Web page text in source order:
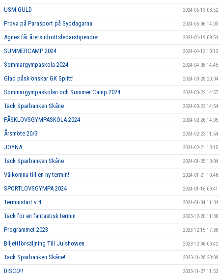
USM GULD 2024-05-13 08:52
Prova på Parasport på Syddagarna 2024-05-06 14:03
Agnes får årets idrottsledarstipendier 2024-04-19 09:54
SUMMERCAMP 2024 2024-04-12 10:12
Sommargympaskola 2024 2024-04-08 14:45
Glad påsk önskar GK Splitt! 2024-03-28 20:04
Sommargympaskolan och Summer Camp 2024 2024-03-22 14:57
Tack Sparbanken Skåne 2024-03-22 14:54
PÅSKLOVSGYMPASKOLA 2024 2024-02-26 14:05
Årsmöte 20/3 2024-02-23 11:54
JOYNA 2024-02-21 13:15
Tack Sparbanken Skåne 2024-01-25 13:04
Välkomna till en ny termin! 2024-01-21 10:48
SPORTLOVSGYMPA 2024 2024-01-16 09:41
Terminstart v 4 2024-01-04 11:34
Tack för en fantastisk termin 2023-12-20 11:30
Programmet 2023 2023-12-15 17:30
Biljettförsäljning Till Julshowen 2023-12-06 09:42
Tack Sparbanken Skåne! 2023-11-28 20:09
DISCO!! 2023-11-27 11:52